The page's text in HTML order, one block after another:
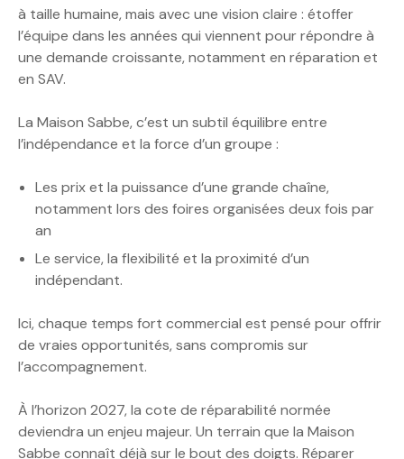
à taille humaine, mais avec une vision claire : étoffer
l’équipe dans les années qui viennent pour répondre à
une demande croissante, notamment en réparation et
en SAV.
La Maison Sabbe, c’est un subtil équilibre entre
l’indépendance et la force d’un groupe :
Les prix et la puissance d’une grande chaîne,
notamment lors des foires organisées deux fois par
an
Le service, la flexibilité et la proximité d’un
indépendant.
Ici, chaque temps fort commercial est pensé pour offrir
de vraies opportunités, sans compromis sur
l’accompagnement.
À l’horizon 2027, la cote de réparabilité normée
deviendra un enjeu majeur. Un terrain que la Maison
Sabbe connaît déjà sur le bout des doigts. Réparer